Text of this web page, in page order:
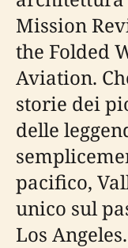
Mission
the Folded
Aviation.
storie dei
delle
pacifico,
unico sul
Los Angeles.